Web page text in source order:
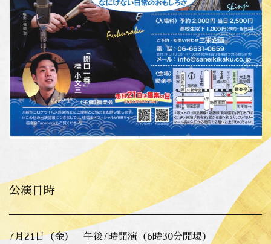
公演日時
7月21日（金） 午後7時開演（6時30分開場）